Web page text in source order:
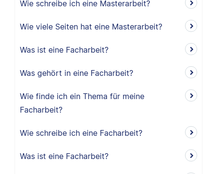
Wie schreibe ich eine Masterarbeit?
Wie viele Seiten hat eine Masterarbeit?
Was ist eine Facharbeit?
Was gehört in eine Facharbeit?
Wie finde ich ein Thema für meine
Facharbeit?
Wie schreibe ich eine Facharbeit?
Was ist eine Facharbeit?